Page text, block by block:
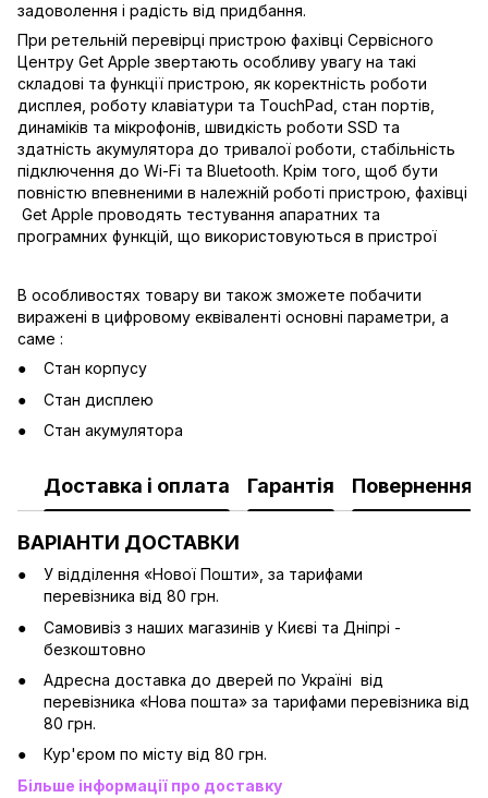
задоволення і радість від придбання.
При ретельній перевірці пристрою фахівці Сервісного
Центру Get Apple звертають особливу увагу на такі
складові та функції пристрою, як коректність роботи
дисплея, роботу клавіатури та TouchPad, стан портів,
динаміків та мікрофонів, швидкість роботи SSD та
здатність акумулятора до тривалої роботи, стабільність
підключення до Wi-Fi та Bluetooth. Крім того, щоб бути
повністю впевненими в належній роботі пристрою, фахівці
Get Apple проводять тестування апаратних та
програмних функцій, що використовуються в пристрої
В особливостях товару ви також зможете побачити
виражені в цифровому еквіваленті основні параметри, а
саме :
Стан корпусу
Стан дисплею
Стан акумулятора
Доставка і оплата Гарантія Повернення
ВАРІАНТИ ДОСТАВКИ
У відділення «Нової Пошти», за тарифами
перевізника від 80 грн.
Cамовивіз з наших магазинів у Києві та Дніпрі -
безкоштовно
Адресна доставка до дверей по Україні від
перевізника «Нова пошта» за тарифами перевізника від
80 грн.
Кур'єром по місту від 80 грн.
Більше інформації про доставку